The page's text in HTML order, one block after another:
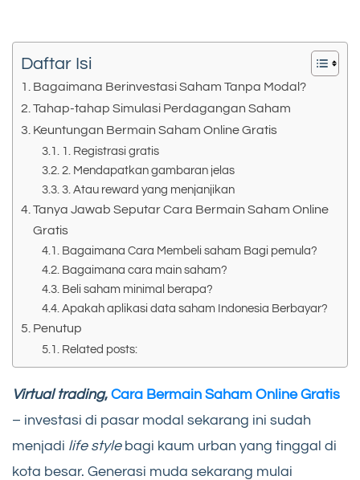
Daftar Isi
Bagaimana Berinvestasi Saham Tanpa Modal?
Tahap-tahap Simulasi Perdagangan Saham
Keuntungan Bermain Saham Online Gratis
1. Registrasi gratis
2. Mendapatkan gambaran jelas
3. Atau reward yang menjanjikan
Tanya Jawab Seputar Cara Bermain Saham Online
Gratis
Bagaimana Cara Membeli saham Bagi pemula?
Bagaimana cara main saham?
Beli saham minimal berapa?
Apakah aplikasi data saham Indonesia Berbayar?
Penutup
Related posts:
Virtual trading, Cara Bermain Saham Online Gratis
– investasi di pasar modal sekarang ini sudah
menjadi life style bagi kaum urban yang tinggal di
kota besar. Generasi muda sekarang mulai